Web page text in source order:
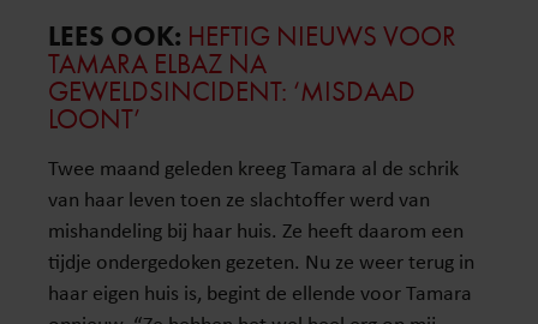
LEES OOK: HEFTIG NIEUWS VOOR
TAMARA ELBAZ NA
GEWELDSINCIDENT: ‘MISDAAD
LOONT’
Twee maand geleden kreeg Tamara al de schrik
van haar leven toen ze slachtoffer werd van
mishandeling bij haar huis. Ze heeft daarom een
tijdje ondergedoken gezeten. Nu ze weer terug in
haar eigen huis is, begint de ellende voor Tamara